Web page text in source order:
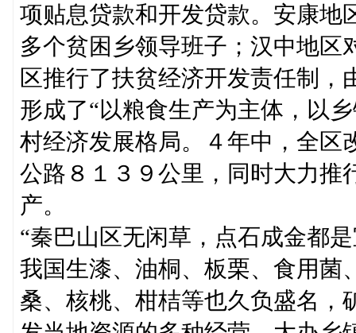
项贴息贷款和开发贷款。安康地
多个贫困乡领导班子；汉中地区
区推行了扶贫经济开发责任制
形成了“以粮食生产为主体，以
村经济发展格局。４年中，全区
公路８１３９公里，同时大力推
产。
“秦巴山区无闲草，点石成金都
我国生漆、油桐、板栗、食用菌
桑、核桃、柑桔等也久负盛名，